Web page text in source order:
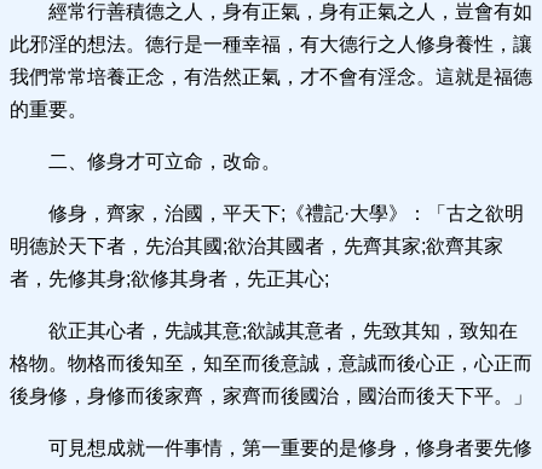
經常行善積德之人，身有正氣，身有正氣之人，豈會有如
此邪淫的想法。德行是一種幸福，有大德行之人修身養性，讓
我們常常培養正念，有浩然正氣，才不會有淫念。這就是福德
的重要。
二、修身才可立命，改命。
修身，齊家，治國，平天下;《禮記·大學》：「古之欲明
明德於天下者，先治其國;欲治其國者，先齊其家;欲齊其家
者，先修其身;欲修其身者，先正其心;
欲正其心者，先誠其意;欲誠其意者，先致其知，致知在
格物。物格而後知至，知至而後意誠，意誠而後心正，心正而
後身修，身修而後家齊，家齊而後國治，國治而後天下平。」
可見想成就一件事情，第一重要的是修身，修身者要先修